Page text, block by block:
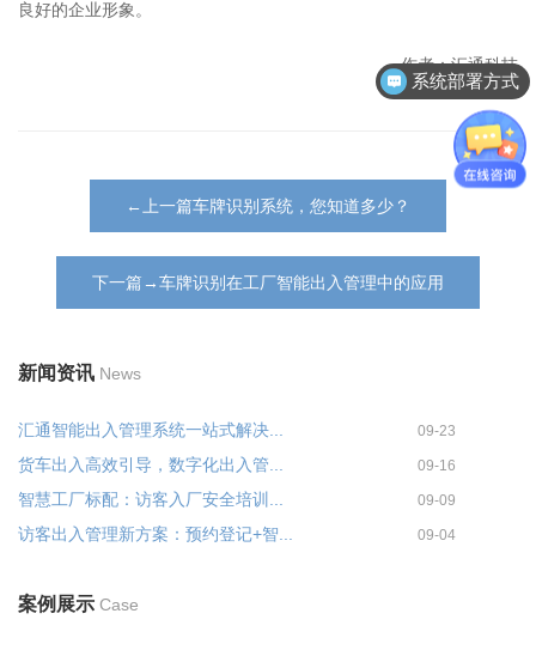
良好的企业形象。
作者：汇通科技
←上一篇车牌识别系统，您知道多少？
下一篇→车牌识别在工厂智能出入管理中的应用
新闻资讯 News
汇通智能出入管理系统一站式解决... 09-23
货车出入高效引导，数字化出入管... 09-16
智慧工厂标配：访客入厂安全培训... 09-09
访客出入管理新方案：预约登记+智... 09-04
案例展示 Case
系统部署方式